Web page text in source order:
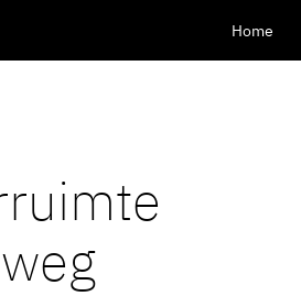
Home